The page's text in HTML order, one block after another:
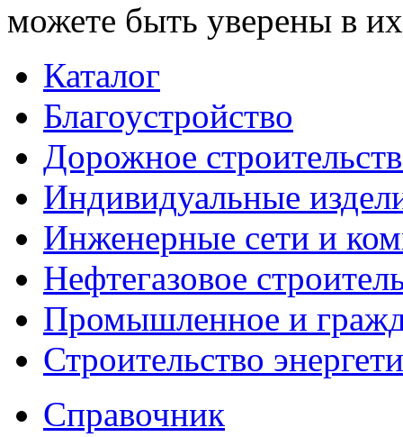
можете быть уверены в их
Каталог
Благоустройство
Дорожное
Индивидуальные
Инженерные сети и
Нефтегазовое
Промышленное и
Строительство
Справочник